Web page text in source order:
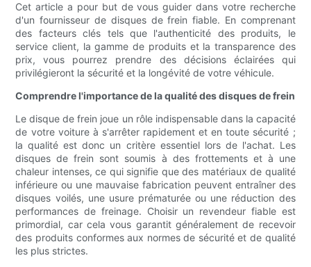
Cet article a pour but de vous guider dans votre recherche
d'un fournisseur de disques de frein fiable. En comprenant
des facteurs clés tels que l'authenticité des produits, le
service client, la gamme de produits et la transparence des
prix, vous pourrez prendre des décisions éclairées qui
privilégieront la sécurité et la longévité de votre véhicule.
Comprendre l'importance de la qualité des disques de frein
Le disque de frein joue un rôle indispensable dans la capacité
de votre voiture à s'arrêter rapidement et en toute sécurité ;
la qualité est donc un critère essentiel lors de l'achat. Les
disques de frein sont soumis à des frottements et à une
chaleur intenses, ce qui signifie que des matériaux de qualité
inférieure ou une mauvaise fabrication peuvent entraîner des
disques voilés, une usure prématurée ou une réduction des
performances de freinage. Choisir un revendeur fiable est
primordial, car cela vous garantit généralement de recevoir
des produits conformes aux normes de sécurité et de qualité
les plus strictes.